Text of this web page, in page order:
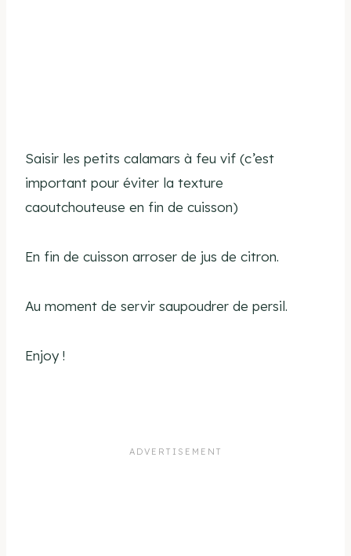
Saisir les petits calamars à feu vif (c’est
important pour éviter la texture
caoutchouteuse en fin de cuisson)
En fin de cuisson arroser de jus de citron.
Au moment de servir saupoudrer de persil.
Enjoy !